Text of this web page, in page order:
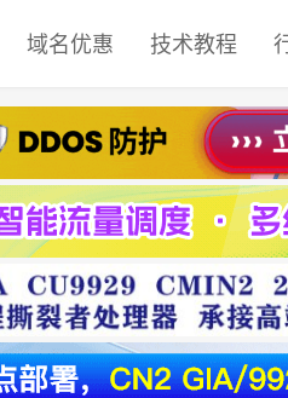
域名优惠 技术教程